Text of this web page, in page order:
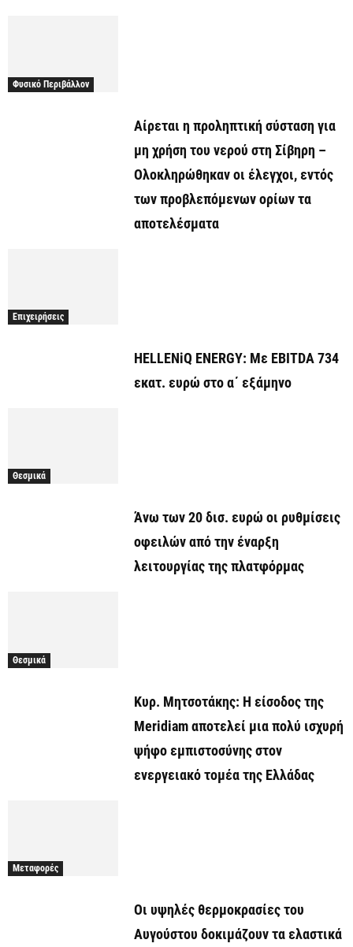
Φυσικό Περιβάλλον
Αίρεται η προληπτική σύσταση για
μη χρήση του νερού στη Σίβηρη –
Ολοκληρώθηκαν οι έλεγχοι, εντός
των προβλεπόμενων ορίων τα
αποτελέσματα
Επιχειρήσεις
HELLENiQ ENERGY: Με EBITDA 734
εκατ. ευρώ στο α΄ εξάμηνο
Θεσμικά
Άνω των 20 δισ. ευρώ οι ρυθμίσεις
οφειλών από την έναρξη
λειτουργίας της πλατφόρμας
Θεσμικά
Κυρ. Μητσοτάκης: Η είσοδος της
Meridiam αποτελεί μια πολύ ισχυρή
ψήφο εμπιστοσύνης στον
ενεργειακό τομέα της Ελλάδας
Μεταφορές
Οι υψηλές θερμοκρασίες του
Αυγούστου δοκιμάζουν τα ελαστικά